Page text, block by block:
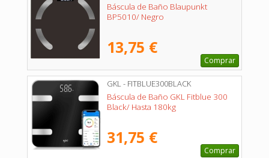
Báscula de Baño Blaupunkt
BP5010/ Negro
13,75 €
Comprar
GKL - FITBLUE300BLACK
Báscula de Baño GKL Fitblue 300
Black/ Hasta 180kg
31,75 €
Comprar